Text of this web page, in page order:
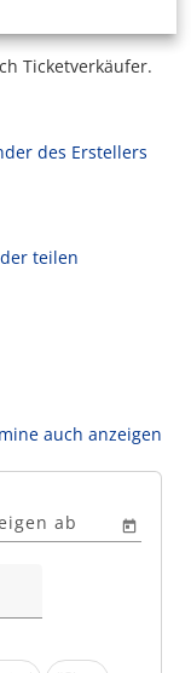
Ticketverkäufer.
des Erstellers
teilen
auch anzeigen
ab